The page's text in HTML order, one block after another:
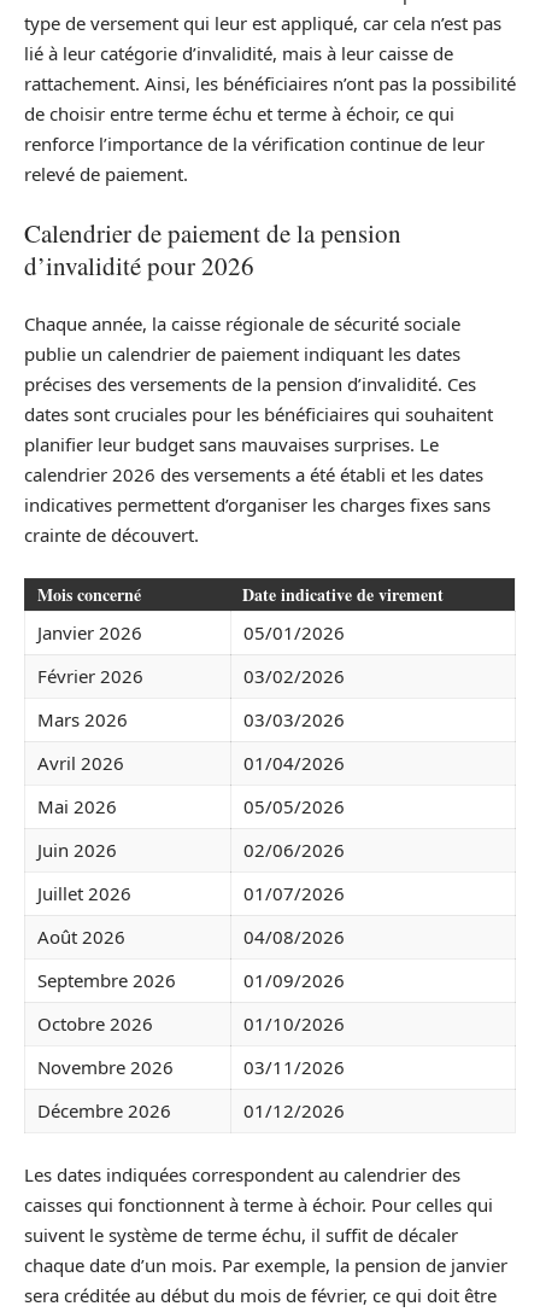
type de versement qui leur est appliqué, car cela n’est pas
lié à leur catégorie d’invalidité, mais à leur caisse de
rattachement. Ainsi, les bénéficiaires n’ont pas la possibilité
de choisir entre terme échu et terme à échoir, ce qui
renforce l’importance de la vérification continue de leur
relevé de paiement.
Calendrier de paiement de la pension
d’invalidité pour 2026
Chaque année, la caisse régionale de sécurité sociale
publie un calendrier de paiement indiquant les dates
précises des versements de la pension d’invalidité. Ces
dates sont cruciales pour les bénéficiaires qui souhaitent
planifier leur budget sans mauvaises surprises. Le
calendrier 2026 des versements a été établi et les dates
indicatives permettent d’organiser les charges fixes sans
crainte de découvert.
Mois concerné Date indicative de virement
Janvier 2026
05/01/2026
Février 2026
03/02/2026
Mars 2026
03/03/2026
Avril 2026
01/04/2026
Mai 2026
05/05/2026
Juin 2026
02/06/2026
Juillet 2026
01/07/2026
Août 2026
04/08/2026
Septembre 2026
01/09/2026
Octobre 2026
01/10/2026
Novembre 2026
03/11/2026
Décembre 2026
01/12/2026
Les dates indiquées correspondent au calendrier des
caisses qui fonctionnent à terme à échoir. Pour celles qui
suivent le système de terme échu, il suffit de décaler
chaque date d’un mois. Par exemple, la pension de janvier
sera créditée au début du mois de février, ce qui doit être